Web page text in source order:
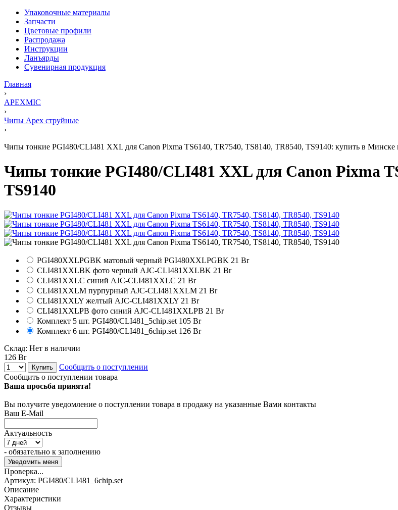
Упаковочные материалы
Запчасти
Цветовые профили
Распродажа
Инструкции
Ланъярды
Сувенирная продукция
Главная
›
APEXMIC
›
Чипы Apex струйные
›
Чипы тонкие PGI480/CLI481 XXL для Canon Pixma TS6140, TR7540, TS8140, TR8540, TS9140: купить в Минске
Чипы тонкие PGI480/CLI481 XXL для Canon Pixma
TS9140
PGI480XXLPGBK матовый черный PGI480XXLPGBK 21 Br
CLI481XXLBK фото черный AJC-CLI481XXLBK 21 Br
CLI481XXLC синий AJC-CLI481XXLC 21 Br
CLI481XXLM пурпурный AJC-CLI481XXLM 21 Br
CLI481XXLY желтый AJC-CLI481XXLY 21 Br
CLI481XXLPB фото синий AJC-CLI481XXLPB 21 Br
Комплект 5 шт. PGI480/CLI481_5chip.set 105 Br
Комплект 6 шт. PGI480/CLI481_6chip.set 126 Br
Склад: Нет в наличии
126 Br
Купить
Сообщить о поступлении
Сообщить о поступлении товара
Ваша просьба принята!
Вы получите уведомление о поступлении товара в продажу на указанные Вами контакты
Ваш E-Mail
Актуальность
- обязательно к заполнению
Проверка...
Артикул: PGI480/CLI481_6chip.set
Описание
Характеристики
Отзывы